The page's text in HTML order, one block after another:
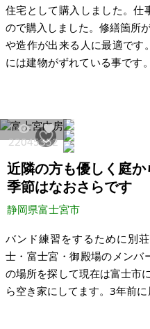
住宅として購入しました。仕
ので購入しました。修繕箇所
や造作が出来る人に最適です
には建物がずれている事です。基
きな損害は玄関の框付近と
付きです。500㎡の土地で駐
も出しています。すぐにでも
能です。 【物件概要】※古屋付土地 場所：静岡県裾野市千福が
丘 土地：495.
22045352
近隣の方も優しく庭
季節はなおさらです
静岡県富士宮市
バンド練習をするために別
士・富士宮・御殿場のメンバ
の場所を探して現在は富士市
ら空き家にしてます。3年前
ります。各部屋にエアコン